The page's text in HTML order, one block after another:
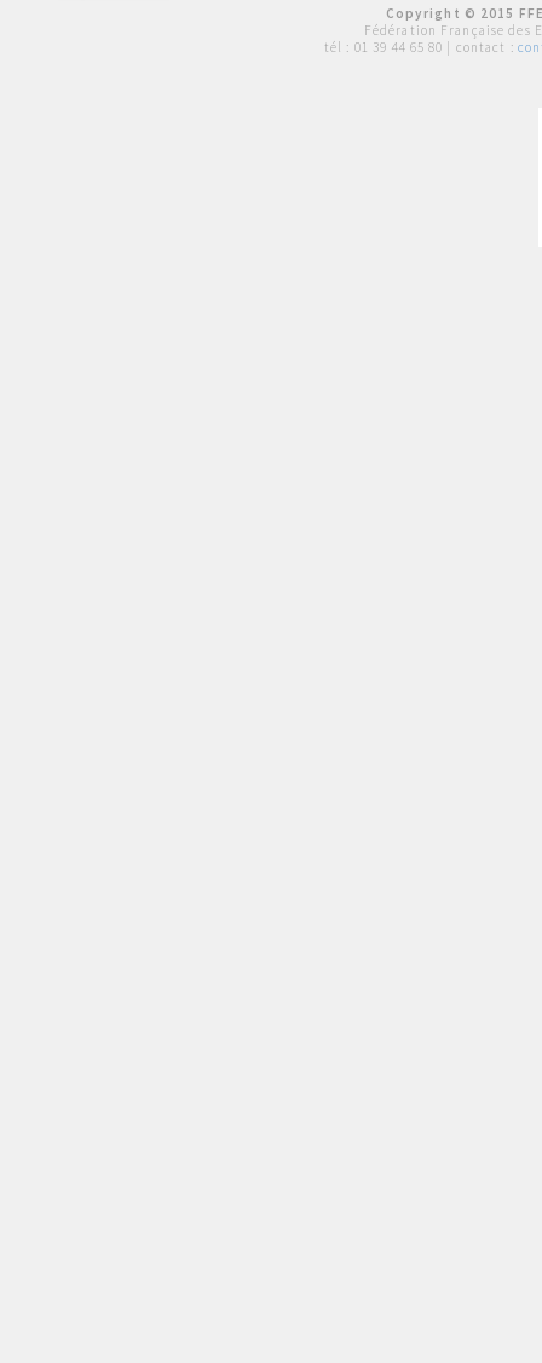
Copyright © 2015
Fédération Française des
tél : 01 39 44 65 80 | contact :